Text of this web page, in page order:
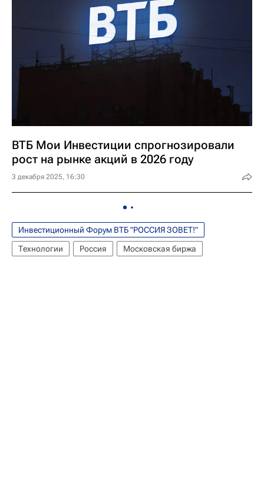
ВТБ Мои Инвестиции спрогнозировали
рост на рынке акций в 2026 году
3 декабря 2025, 16:30
Инвестиционный Форум ВТБ "РОССИЯ ЗОВЕТ!"
Технологии
Россия Московская биржа